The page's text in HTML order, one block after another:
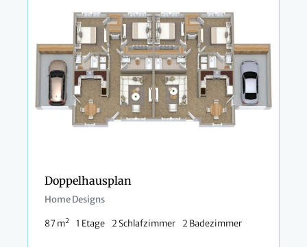
Doppelhausplan
Home Designs
87 m2 1 Etage 2 Schlafzimmer 2 Badezimmer